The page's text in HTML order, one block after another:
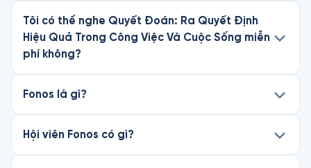
Tôi có thể nghe Quyết Đoán: Ra Quyết Định
Hiệu Quả Trong Công Việc Và Cuộc Sống miễn
phí không?
Fonos là gì?
Hội viên Fonos có gì?